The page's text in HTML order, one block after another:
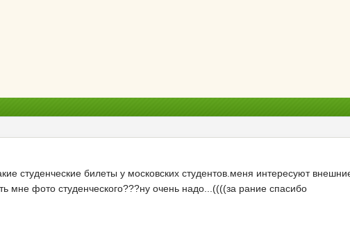
студенческие билеты у московских студентов.меня интересуют
мне фото студенческого???ну очень надо...((((за рание спасибо